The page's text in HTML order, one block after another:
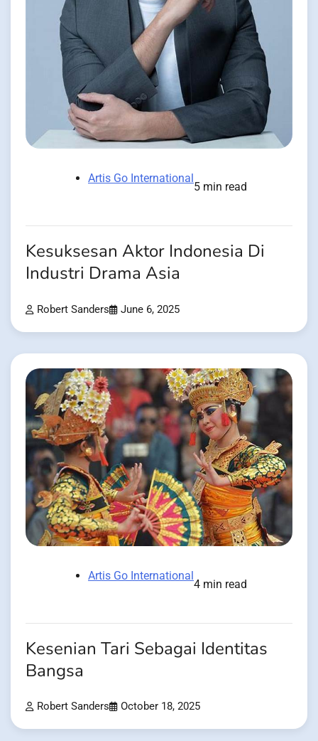
Artis Go International
5 min read
Kesuksesan Aktor Indonesia Di
Industri Drama Asia
Robert Sanders June 6, 2025
Artis Go International
4 min read
Kesenian Tari Sebagai Identitas
Bangsa
Robert Sanders October 18, 2025